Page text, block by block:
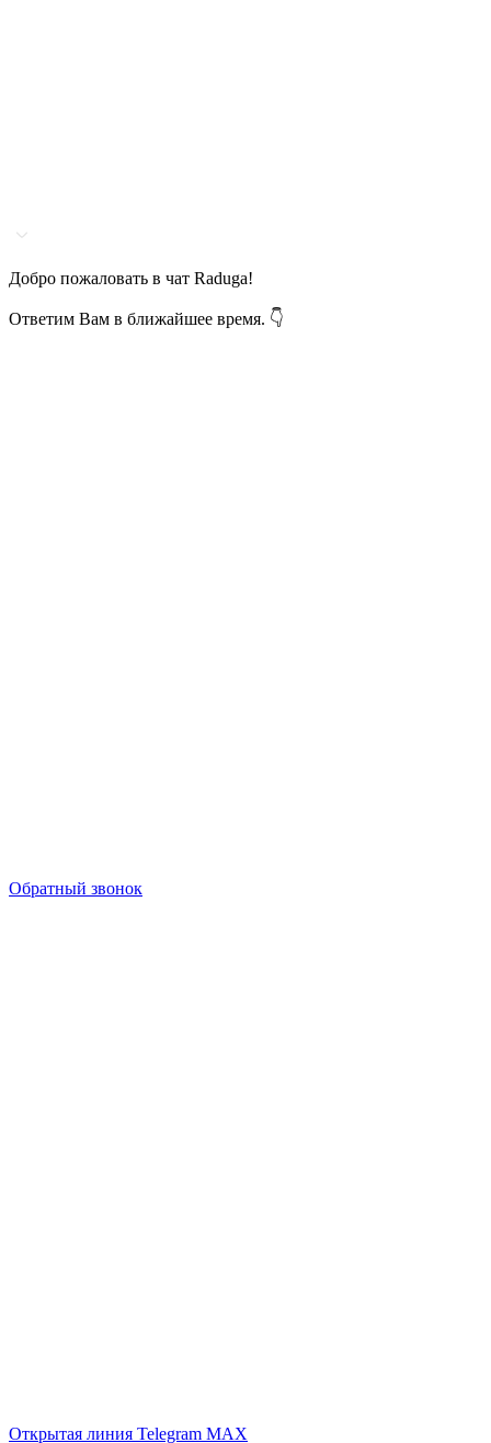
Добро пожаловать в чат Raduga!
Ответим Вам в ближайшее время. 👇
Обратный звонок
Открытая линия Telegram MAX